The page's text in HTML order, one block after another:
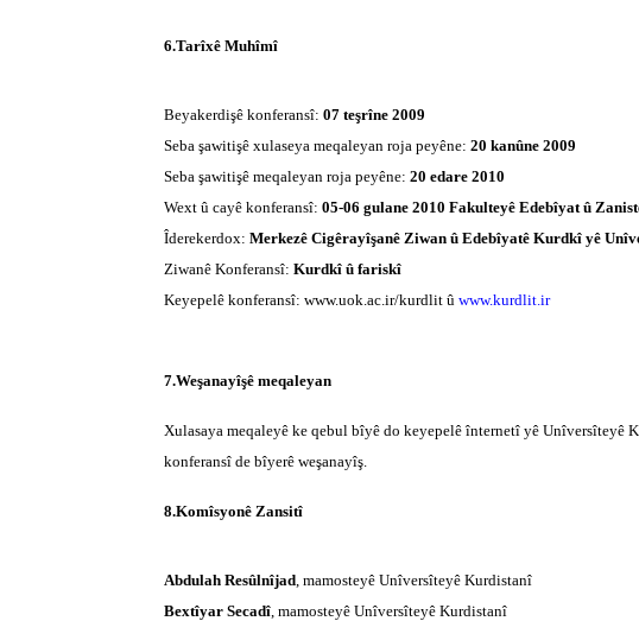
6.Tarîxê Muhîmî
Beyakerdişê konferansî: 07 teşrîne 2009
Seba şawitişê xulaseya meqaleyan roja peyêne: 20 kanûne 2009
Seba şawitişê meqaleyan roja peyêne: 20 edare 2010
Wext û cayê konferansî: 05-06 gulane 2010 Fakulteyê Edebîyat û
Îderekerdox: Merkezê Cigêrayîşanê Ziwan û Edebîyatê Kurdkî yê
Ziwanê Konferansî: Kurdkî û fariskî
Keyepelê konferansî: www.uok.ac.ir/kurdlit û www.kurdlit.ir
7.Weşanayîşê meqaleyan
Xulasaya meqaleyê ke qebul bîyê do keyepelê înternetî yê Unîversîteyê
konferansî de bîyerê weşanayîş.
8.Komîsyonê Zansitî
Abdulah Resûlnîjad, mamosteyê Unîversîteyê Kurdistanî
Bextîyar Secadî, mamosteyê Unîversîteyê Kurdistanî